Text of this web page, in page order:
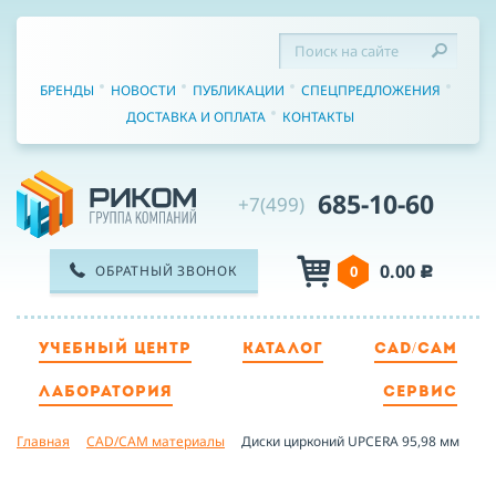
БРЕНДЫ НОВОСТИ ПУБЛИКАЦИИ
СПЕЦПРЕДЛОЖЕНИЯ
ДОСТАВКА И ОПЛАТА
КОНТАКТЫ
+7(499) 685-10-60
ОБРАТНЫЙ ЗВОНОК 0 0.00 c
УЧЕБНЫЙ ЦЕНТР КАТАЛОГ CAD/CAM
ЛАБОРАТОРИЯ СЕРВИС
Главная CAD/CAM материалы Диски цирконий UPCERA 95,98 мм